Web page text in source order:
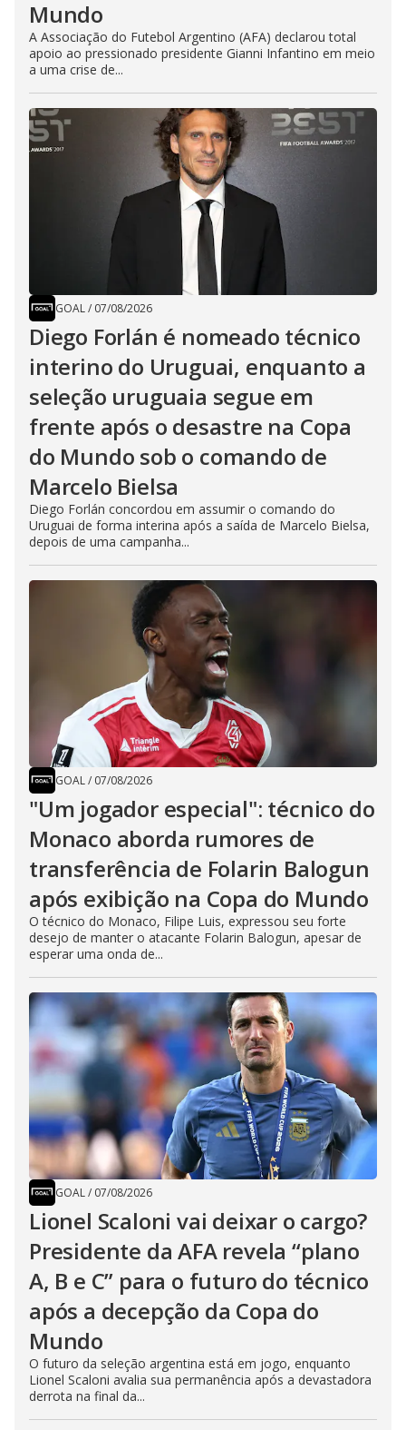
Mundo
A Associação do Futebol Argentino (AFA) declarou total
apoio ao pressionado presidente Gianni Infantino em meio
a uma crise de...
GOAL/ 07/08/2026
Diego Forlán é nomeado técnico
interino do Uruguai, enquanto a
seleção uruguaia segue em
frente após o desastre na Copa
do Mundo sob o comando de
Marcelo Bielsa
Diego Forlán concordou em assumir o comando do
Uruguai de forma interina após a saída de Marcelo Bielsa,
depois de uma campanha...
GOAL/ 07/08/2026
"Um jogador especial": técnico do
Monaco aborda rumores de
transferência de Folarin Balogun
após exibição na Copa do Mundo
O técnico do Monaco, Filipe Luis, expressou seu forte
desejo de manter o atacante Folarin Balogun, apesar de
esperar uma onda de...
GOAL/ 07/08/2026
Lionel Scaloni vai deixar o cargo?
Presidente da AFA revela “plano
A, B e C” para o futuro do técnico
após a decepção da Copa do
Mundo
O futuro da seleção argentina está em jogo, enquanto
Lionel Scaloni avalia sua permanência após a devastadora
derrota na final da...